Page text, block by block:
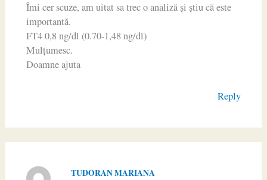
Îmi cer scuze, am uitat sa trec o analiză și știu că este
importantă.
FT4 0,8 ng/dl (0.70-1,48 ng/dl)
Mulțumesc.
Doamne ajuta
Reply
TUDORAN MARIANA